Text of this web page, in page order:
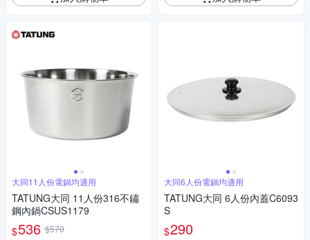
大同11人份電鍋均適用
TATUNG大同 11人份316不鏽
鋼內鍋CSUS1179
$536 $570
大同6人份電鍋均適用
TATUNG大同 6人份內蓋C6093
S
$290